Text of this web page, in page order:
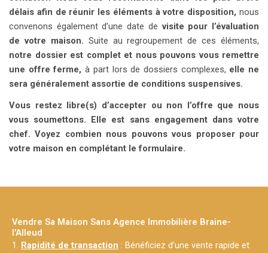
délais afin de réunir les éléments à votre disposition, nous
convenons également d’une date de visite pour l’évaluation
de votre maison. Suite au regroupement de ces éléments,
notre dossier est complet et nous pouvons vous remettre
une offre ferme, à part lors de dossiers complexes, elle ne
sera généralement assortie de conditions suspensives.
Vous restez libre(s) d’accepter ou non l’offre que nous
vous soumettons. Elle est sans engagement dans votre
chef. Voyez combien nous pouvons vous proposer pour
votre maison en complétant le formulaire.
Vendre Sa Maison Sans Agence Immobilière Braine-
l'Alleud
1. Rapidité de transaction : Bénéficiez d’une vente rapide et